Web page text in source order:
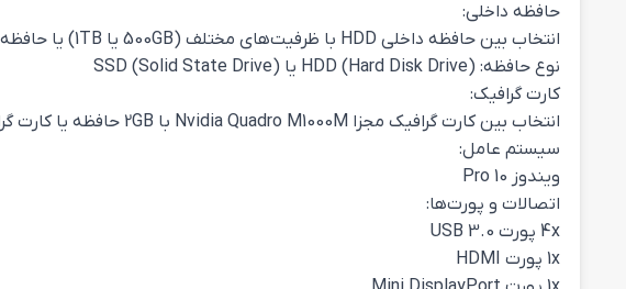
حافظه داخلی:
انتخاب بین حافظه داخلی HDD با ظرفیت‌های مختلف (500GB یا 1TB) یا حافظه داخلی SSD با ظرفیت‌های مختلف (128GB، 256GB، 512GB یا 1TB)
نوع حافظه: HDD (Hard Disk Drive) یا SSD (Solid State Drive)
کارت گرافیک:
انتخاب بین کارت گرافیک مجزا Nvidia Quadro M1000M با 2GB حافظه یا کارت گرافیک مجزا Nvidia Quadro M2000M با 4GB حافظه
سیستم عامل:
ویندوز 10 Pro
اتصالات و پورت‌ها:
4x پورت USB 3.0
1x پورت HDMI